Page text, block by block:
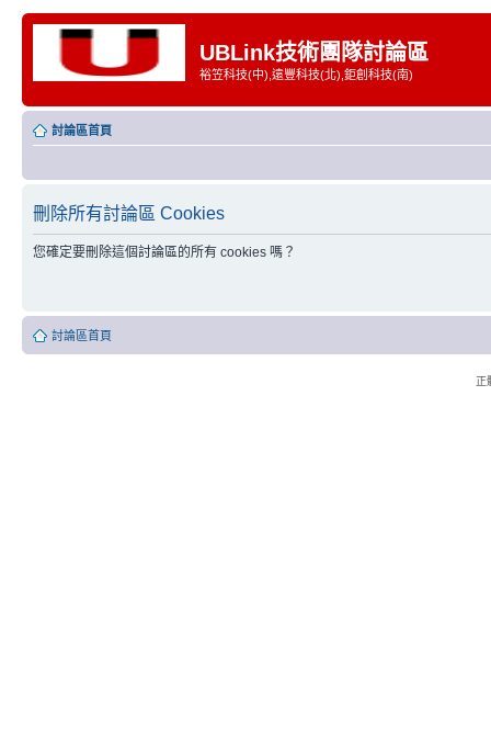
UBLink技術團隊討論區
裕笠科技(中),遠豐科技(北),鉅創科技(南)
討論區首頁
刪除所有討論區 Cookies
您確定要刪除這個討論區的所有 cookies 嗎？
討論區首頁
正